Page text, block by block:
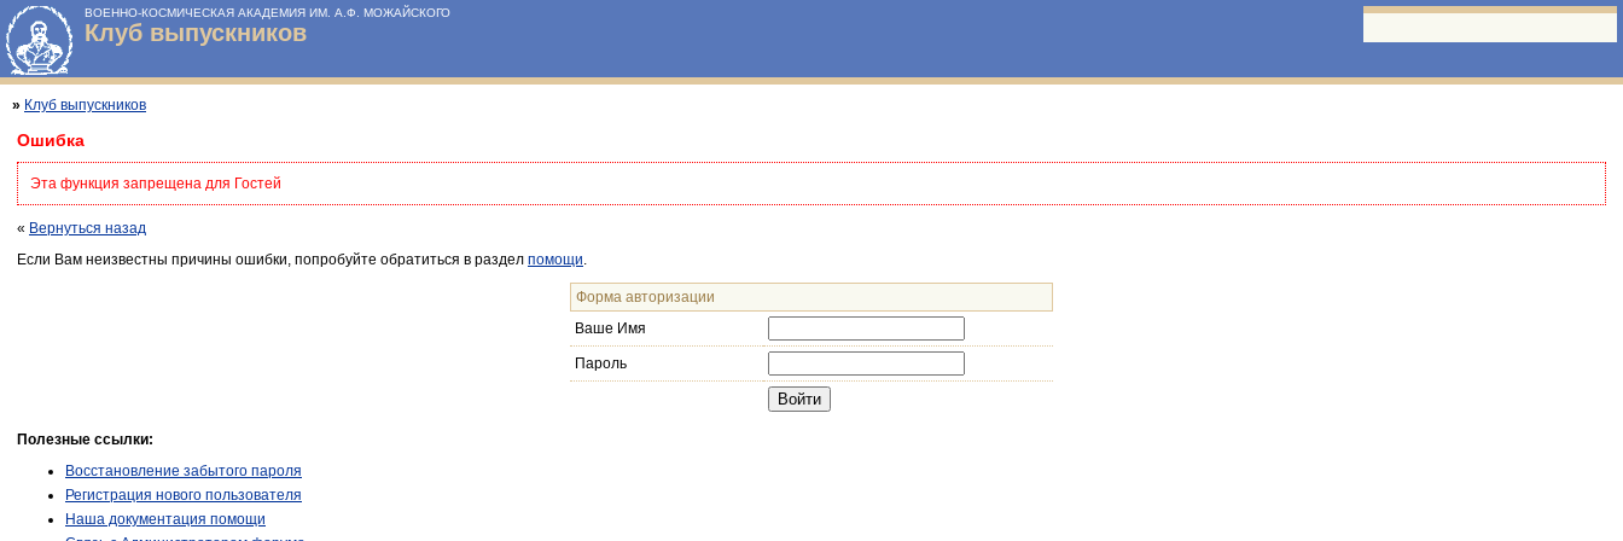
ВОЕННО-КОСМИЧЕСКАЯ АКАДЕМИЯ ИМ. А.Ф. МОЖАЙСКОГО
Клуб выпускников
» Клуб выпускников
Ошибка
Эта функция запрещена для Гостей
« Вернуться назад
Если Вам неизвестны причины ошибки, попробуйте обратиться в раздел помощи
Форма авторизации
Ваше Имя
Пароль
Полезные ссылки:
Восстановление забытого пароля
Регистрация нового пользователя
Наша документация помощи